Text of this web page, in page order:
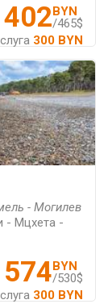
BYN
/465$
300 BYN
- Могилев
- Мцхета -
BYN
/530$
300 BYN